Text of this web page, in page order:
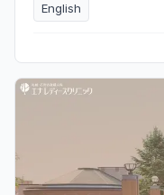
English